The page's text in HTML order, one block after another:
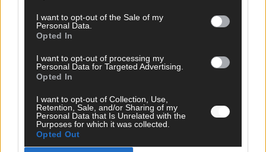
I want to opt-out of the Sale of my
Personal Data.
Opted In
I want to opt-out of processing my
Personal Data for Targeted Advertising.
Opted In
I want to opt-out of Collection, Use,
Retention, Sale, and/or Sharing of my
Personal Data that Is Unrelated with the
Purposes for which it was collected.
Opted Out
Vor- und Nachname
E-Mail
Benachrichtige mich über nachfolgende Kommentare via E-